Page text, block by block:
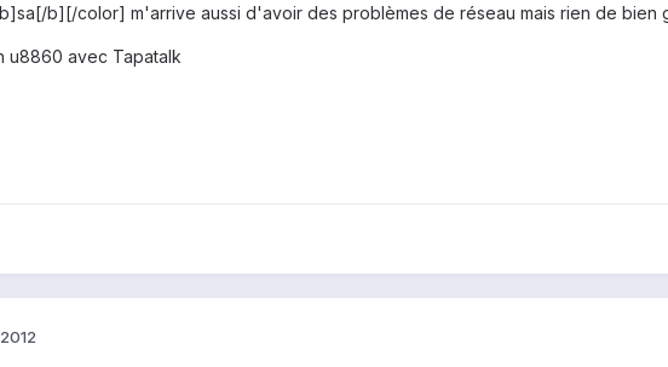
b][/color] m'arrive aussi d'avoir des problèmes de réseau mais rien de bien
u8860 avec Tapatalk